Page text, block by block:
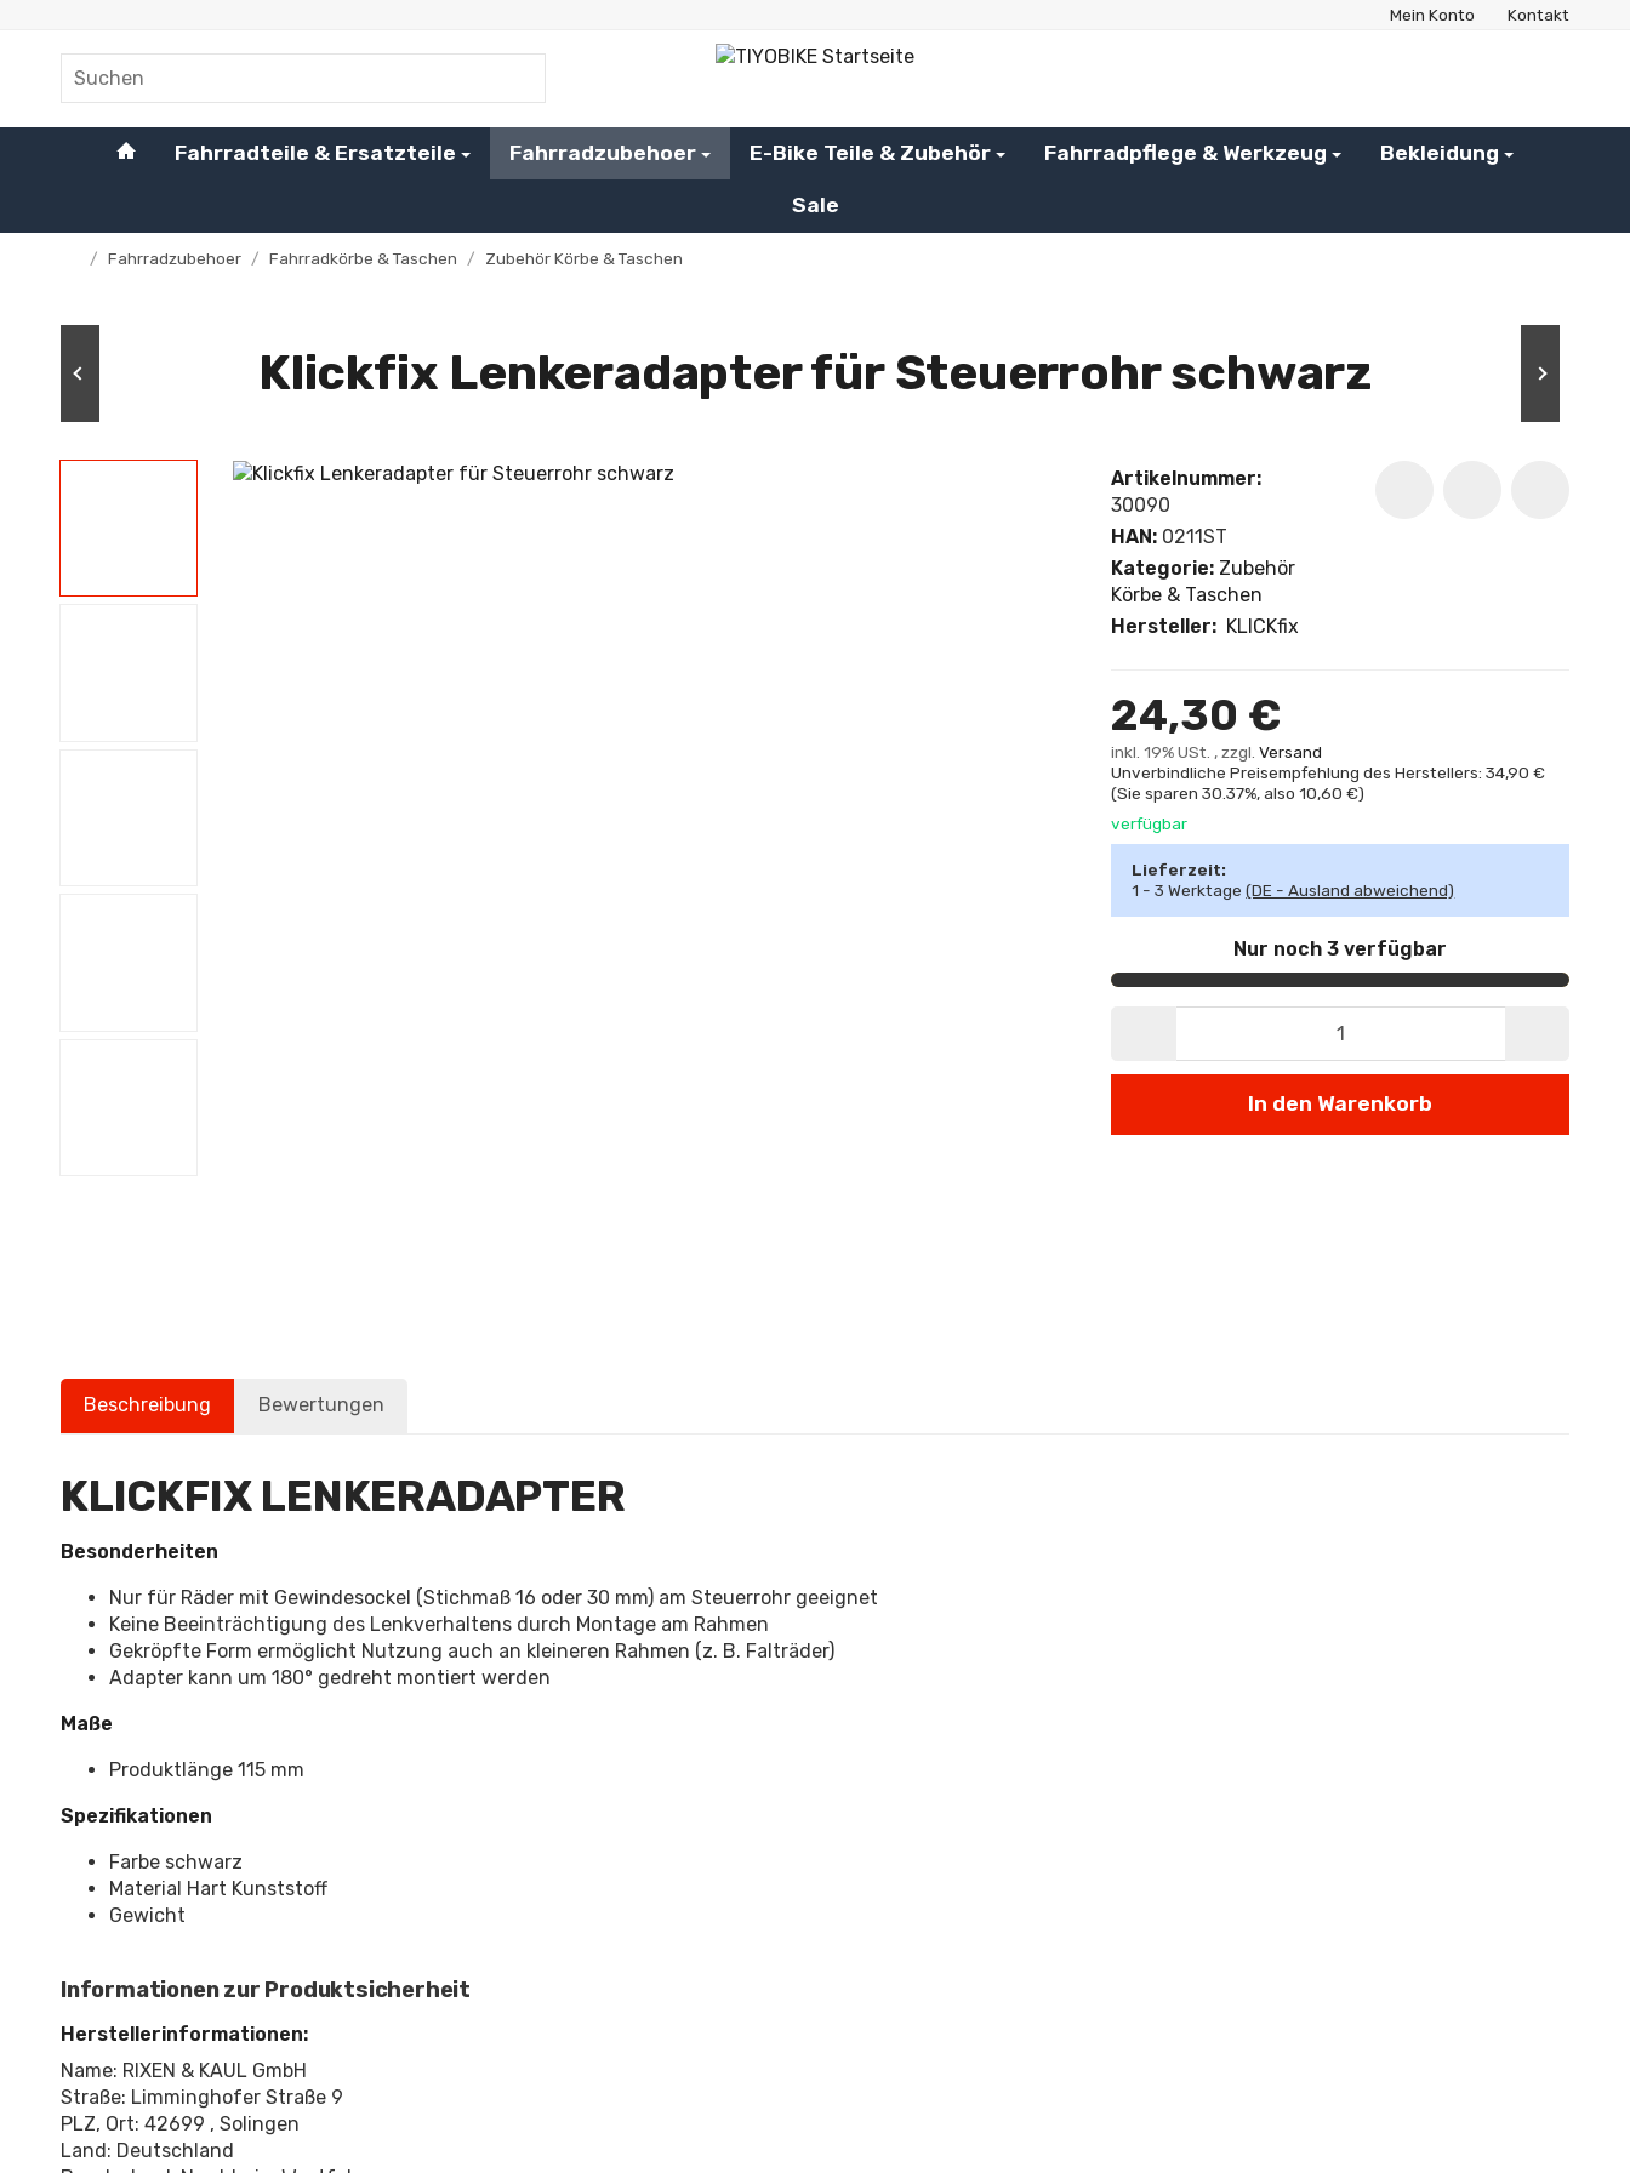
Mein Konto Kontakt
#custom.linkHome#
Fahrradteile & Ersatzteile Fahrradzubehoer E-Bike Teile & Zubehör Fahrradpflege & Werkzeug Bekleidung
Sale
/ Fahrradzubehoer / Fahrradkörbe & Taschen / Zubehör Körbe & Taschen
Klickfix Lenkeradapter für Steuerrohr schwarz
Artikelnummer:
30090
HAN: 0211ST
Kategorie: Zubehör
Körbe & Taschen
Hersteller: KLICKfix
24,30 €
inkl. 19% USt. , zzgl.Versand
Unverbindliche Preisempfehlung des Herstellers: 34,90 €
(Sie sparen30.37%, also10,60 €)
verfügbar
Lieferzeit:
1 - 3 Werktage(DE - Ausland abweichend)
Nur noch 3 verfügbar
In den Warenkorb
Beschreibung Bewertungen
KLICKFIX LENKERADAPTER
Besonderheiten
Nur für Räder mit Gewindesockel (Stichmaß 16 oder 30 mm) am Steuerrohr geeignet
Keine Beeinträchtigung des Lenkverhaltens durch Montage am Rahmen
Gekröpfte Form ermöglicht Nutzung auch an kleineren Rahmen (z. B. Falträder)
Adapter kann um 180° gedreht montiert werden
Maße
Produktlänge 115 mm
Spezifikationen
Farbe schwarz
Material Hart Kunststoff
Gewicht
Informationen zur Produktsicherheit
Herstellerinformationen:
Name: RIXEN & KAUL GmbH
Straße: Limminghofer Straße 9
PLZ, Ort: 42699 , Solingen
Land: Deutschland